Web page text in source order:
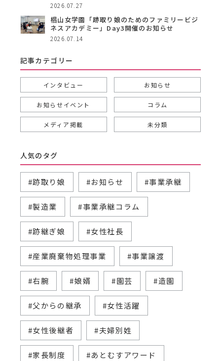
2026.07.27
椙山女学園「跡取り娘のためのファミリービジ
ネスアカデミー」Day3開催のお知らせ
2026.07.14
記事カテゴリー
インタビュー お知らせ
お知らせイベント コラム
メディア掲載 未分類
人気のタグ
#跡取り娘 #お知らせ #事業承継
#製造業 #事業承継コラム
#跡継ぎ娘 #女性社長
#産業廃棄物処理事業 #事業譲渡
#右腕 #娘婿 #園芸 #造園
#父からの継承 #女性活躍
#女性後継者 #夫婦別姓
#家長制度 #あとむすアワード